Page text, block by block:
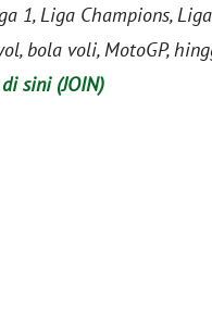
1, Liga Champions,
bola voli, MotoGP,
sini (JOIN)